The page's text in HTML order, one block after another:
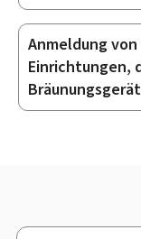
Anmeldung
Einrichtungen,